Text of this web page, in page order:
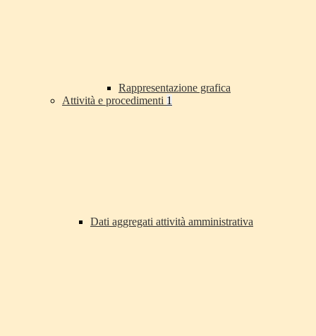
Rappresentazione grafica
Attività e procedimenti 1
Dati aggregati attività amministrativa